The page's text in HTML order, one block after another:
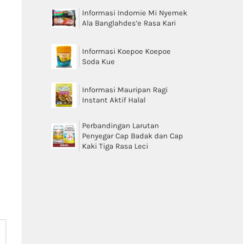
Informasi Indomie Mi Nyemek
Ala Banglahdes’e Rasa Kari
Informasi Koepoe Koepoe
Soda Kue
Informasi Mauripan Ragi
Instant Aktif Halal
Perbandingan Larutan
Penyegar Cap Badak dan Cap
Kaki Tiga Rasa Leci